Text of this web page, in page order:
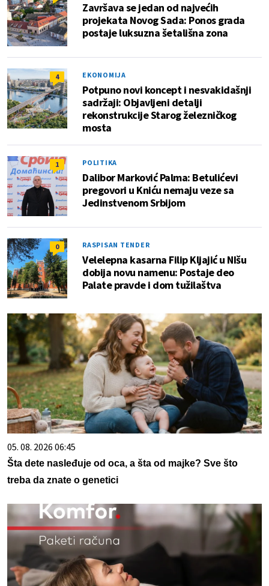
Završava se jedan od najvećih
projekata Novog Sada: Ponos grada
postaje luksuzna šetališna zona
4 EKONOMIJA
Potpuno novi koncept i nesvakidašnji
sadržaji: Objavljeni detalji
rekonstrukcije Starog železničkog
mosta
1 POLITIKA
Dalibor Marković Palma: Betulićevi
pregovori u Kniću nemaju veze sa
Jedinstvenom Srbijom
0 RASPISAN TENDER
Velelepna kasarna Filip Kljajić u NIšu
dobija novu namenu: Postaje deo
Palate pravde i dom tužilaštva
05. 08. 2026 06:45
Šta dete nasleđuje od oca, a šta od majke? Sve što
treba da znate o genetici